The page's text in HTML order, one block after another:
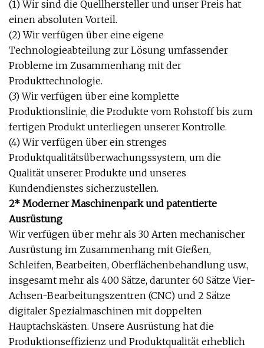
(1) Wir sind die Quellhersteller und unser Preis hat
einen absoluten Vorteil.
(2) Wir verfügen über eine eigene
Technologieabteilung zur Lösung umfassender
Probleme im Zusammenhang mit der
Produkttechnologie.
(3) Wir verfügen über eine komplette
Produktionslinie, die Produkte vom Rohstoff bis zum
fertigen Produkt unterliegen unserer Kontrolle.
(4) Wir verfügen über ein strenges
Produktqualitätsüberwachungssystem, um die
Qualität unserer Produkte und unseres
Kundendienstes sicherzustellen.
2* Moderner Maschinenpark und patentierte
Ausrüstung
Wir verfügen über mehr als 30 Arten mechanischer
Ausrüstung im Zusammenhang mit Gießen,
Schleifen, Bearbeiten, Oberflächenbehandlung usw.,
insgesamt mehr als 400 Sätze, darunter 60 Sätze Vier-
Achsen-Bearbeitungszentren (CNC) und 2 Sätze
digitaler Spezialmaschinen mit doppelten
Hauptachskästen. Unsere Ausrüstung hat die
Produktionseffizienz und Produktqualität erheblich